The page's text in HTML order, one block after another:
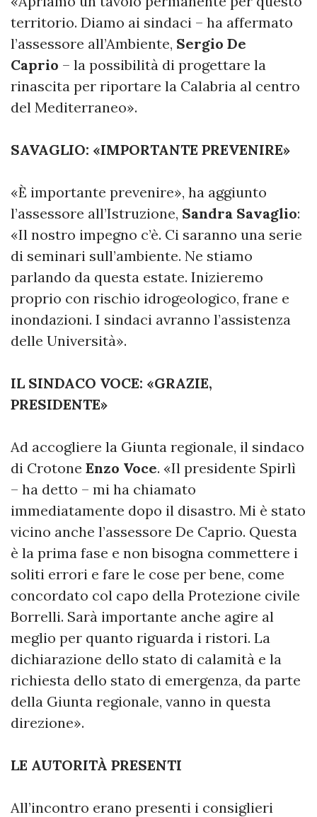
territorio. Diamo ai sindaci – ha affermato
l’assessore all’Ambiente, Sergio De
Caprio – la possibilità di progettare la
rinascita per riportare la Calabria al centro
del Mediterraneo».
SAVAGLIO: «IMPORTANTE PREVENIRE»
«È importante prevenire», ha aggiunto
l’assessore all’Istruzione, Sandra Savaglio:
«Il nostro impegno c’è. Ci saranno una serie
di seminari sull’ambiente. Ne stiamo
parlando da questa estate. Inizieremo
proprio con rischio idrogeologico, frane e
inondazioni. I sindaci avranno l’assistenza
delle Università».
IL SINDACO VOCE: «GRAZIE,
PRESIDENTE»
Ad accogliere la Giunta regionale, il sindaco
di Crotone Enzo Voce. «Il presidente Spirlì
– ha detto – mi ha chiamato
immediatamente dopo il disastro. Mi è stato
vicino anche l’assessore De Caprio. Questa
è la prima fase e non bisogna commettere i
soliti errori e fare le cose per bene, come
concordato col capo della Protezione civile
Borrelli. Sarà importante anche agire al
meglio per quanto riguarda i ristori. La
dichiarazione dello stato di calamità e la
richiesta dello stato di emergenza, da parte
della Giunta regionale, vanno in questa
direzione».
LE AUTORITÀ PRESENTI
All’incontro erano presenti i consiglieri